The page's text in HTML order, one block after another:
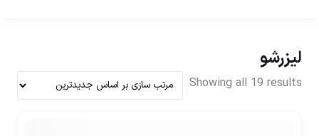
لیزرشو
Showing all 19 results